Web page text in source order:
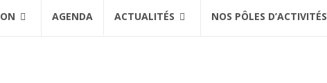
AGENDA ACTUALITÉS NOS PÔLES D’ACTIVITÉS